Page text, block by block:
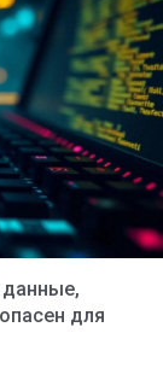
для